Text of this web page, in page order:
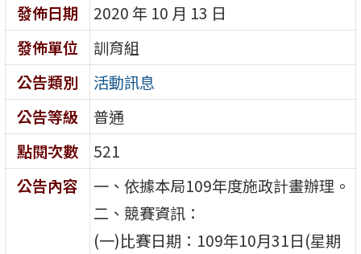
發佈日期
2020 年 10 月 13 日
發佈單位
訓育組
公告類別
活動訊息
公告等級
普通
點閱次數
521
公告內容
一、依據本局109年度施政計畫辦理。
二、競賽資訊：
(一)比賽日期：109年10月31日(星期